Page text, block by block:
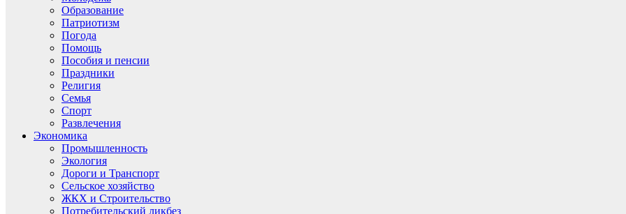
Образование
Патриотизм
Погода
Помощь
Пособия и пенсии
Праздники
Религия
Семья
Спорт
Развлечения
Экономика
Промышленность
Экология
Дороги и Транспорт
Сельское хозяйство
ЖКХ и Строительство
Потребительский ликбез